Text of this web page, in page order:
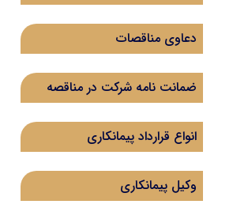
دعاوی مناقصات
ضمانت نامه شرکت در مناقصه
انواع قرارداد پیمانکاری
وکیل پیمانکاری